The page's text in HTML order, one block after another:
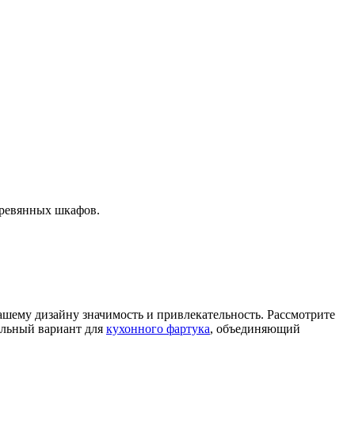
шкафов.
дизайну значимость и привлекательность. Рассмотрите
вариант для кухонного фартука, объединяющий